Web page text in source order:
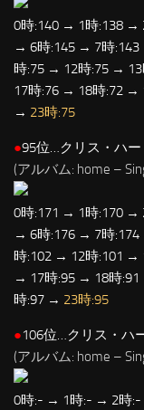
0時:140 → 1時:138 →
→ 6時:145 → 7時
時:75 → 12時:75 →
17時:76 → 18時:72 →
→ 23時:75
●95位…クリス・ハー
(アルバム: home –
0時:171 → 1時:170 →
→ 6時:176 → 7時
時:102 → 12時:101 →
→ 17時:95 → 18時
時:97 → 23時:95
●106位…クリス・ハ
(アルバム: home –
0時:- → 1時:- → 2時:-